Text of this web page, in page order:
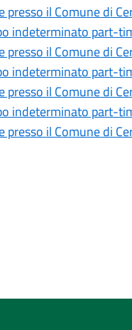
il Comune di
indeterminato part-
il Comune di
indeterminato part-
il Comune di
indeterminato part-
il Comune di